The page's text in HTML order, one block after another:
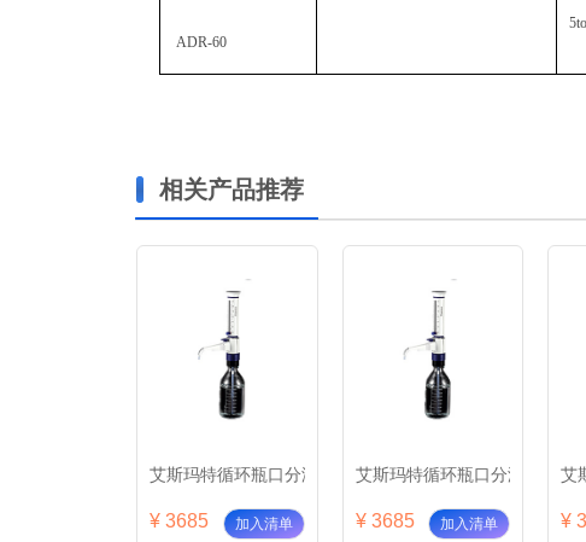
ADR-60
相关产品推荐
循环瓶口分液器ADR-2.5艾斯玛特循环瓶口分液器ADR-05
¥ 3685 加入清单
艾斯玛特循环瓶口分液器ADR-
¥ 3685 加入清单
艾
¥